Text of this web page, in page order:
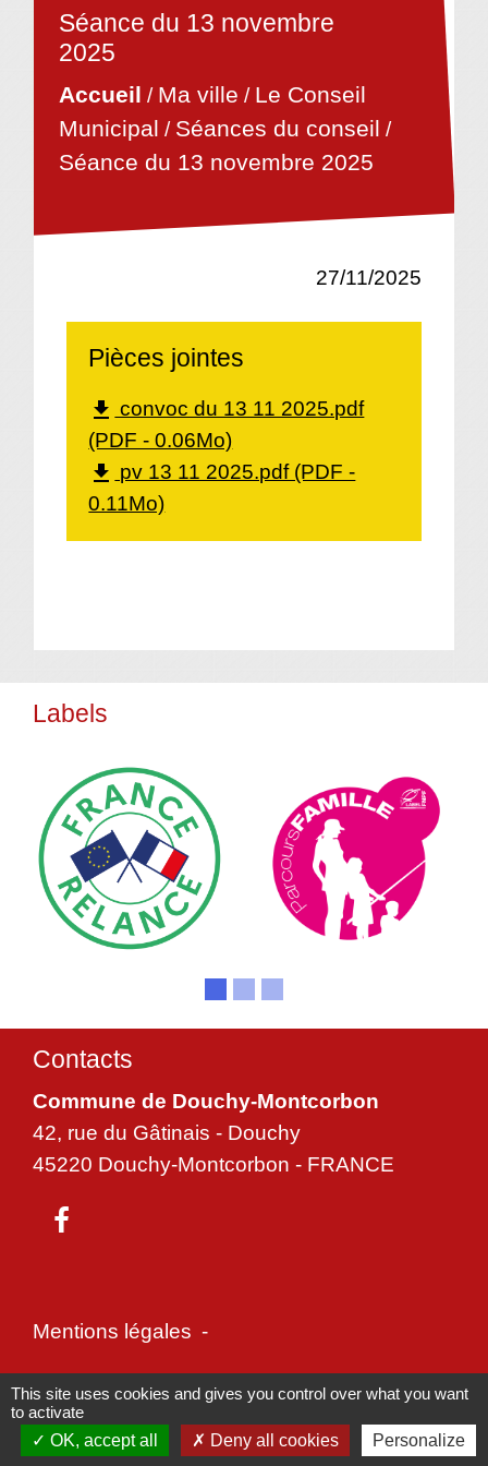
Séance du 13 novembre
2025
Accueil / Ma ville / Le Conseil
Municipal / Séances du conseil /
Séance du 13 novembre 2025
27/11/2025
Pièces jointes
file_download convoc du 13 11 2025.pdf
(PDF - 0.06Mo)
file_download pv 13 11 2025.pdf (PDF -
0.11Mo)
Labels
Contacts
Commune de Douchy-Montcorbon
42, rue du Gâtinais - Douchy
45220 Douchy-Montcorbon - FRANCE
Mentions légales -
Politique de confidentialité - Accessibilité -
Plan du site - Gestion des cookies
This site uses cookies and gives you control over what you want
to activate
OK, accept all
Deny all cookies Personalize